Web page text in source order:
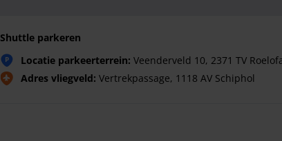
Shuttle parkeren
P Locatie parkeerterrein: Veenderveld 10, 2371 TV
Adres vliegveld: Vertrekpassage, 1118 AV Schiphol